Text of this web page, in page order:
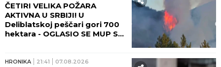
ČETIRI VELIKA POŽARA
AKTIVNA U SRBIJI! U
Deliblatskoj peščari gori 700
hektara - OGLASIO SE MUP SA
HRONIKA 21:41 07.08.2026